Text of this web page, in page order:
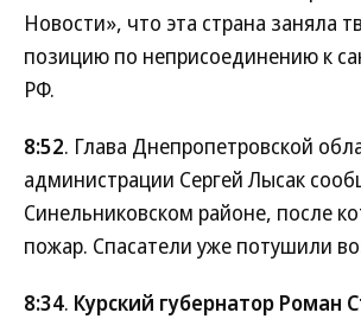
Новости», что эта страна заняла
позицию по неприсоединению к
РФ.
8:52. Глава Днепропетровской
администрации Сергей Лысак
Синельниковском районе, после
пожар. Спасатели уже потушили
8:34. Курский губернатор Роман